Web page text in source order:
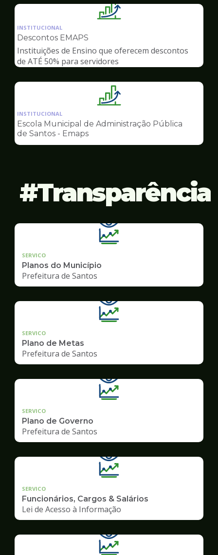
Ilustração
Gestão
INSTITUCIONAL
Descontos EMAPS
Instituições de Ensino que oferecem descontos
de ATÉ 50% para servidores
Ilustração
pagina
Gestão
INSTITUCIONAL
Escola Municipal de Administração Pública
de Santos - Emaps
Transparência
SERVICO
Planos do Município
Prefeitura de Santos
SERVICO
Plano de Metas
Prefeitura de Santos
SERVICO
Plano de Governo
Prefeitura de Santos
SERVICO
Funcionários, Cargos & Salários
Lei de Acesso à Informação